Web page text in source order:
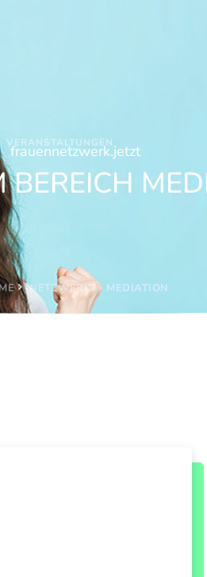
VERANSTALTUNGEN
frauennetzwerk.jetzt
BEREICH
NETZWERK MEDIATION